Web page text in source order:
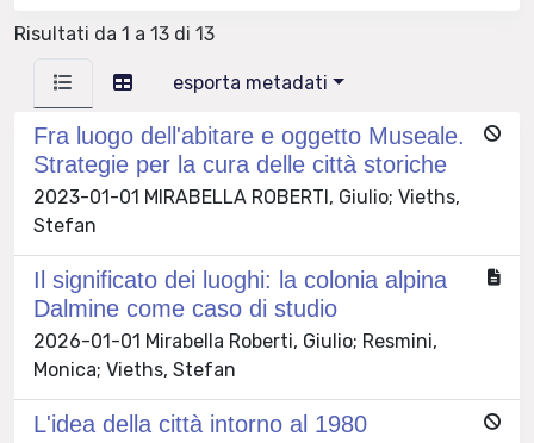
Risultati da 1 a 13 di 13
esporta metadati
Fra luogo dell'abitare e oggetto Museale.
Strategie per la cura delle città storiche
2023-01-01 MIRABELLA ROBERTI, Giulio; Vieths,
Stefan
Il significato dei luoghi: la colonia alpina
Dalmine come caso di studio
2026-01-01 Mirabella Roberti, Giulio; Resmini,
Monica; Vieths, Stefan
L'idea della città intorno al 1980